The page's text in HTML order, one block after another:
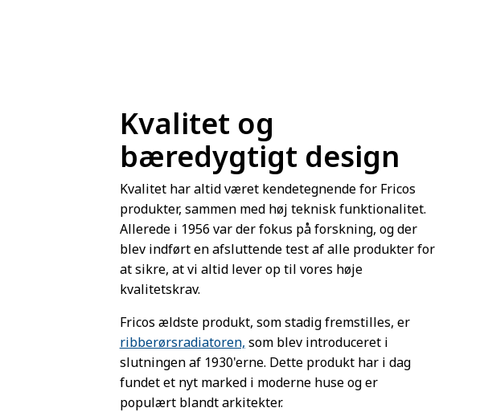
Kvalitet og
bæredygtigt design
Kvalitet har altid været kendetegnende for Fricos
produkter, sammen med høj teknisk funktionalitet.
Allerede i 1956 var der fokus på forskning, og der
blev indført en afsluttende test af alle produkter for
at sikre, at vi altid lever op til vores høje
kvalitetskrav.
Fricos ældste produkt, som stadig fremstilles, er
ribberørsradiatoren, som blev introduceret i
slutningen af 1930'erne. Dette produkt har i dag
fundet et nyt marked i moderne huse og er
populært blandt arkitekter.